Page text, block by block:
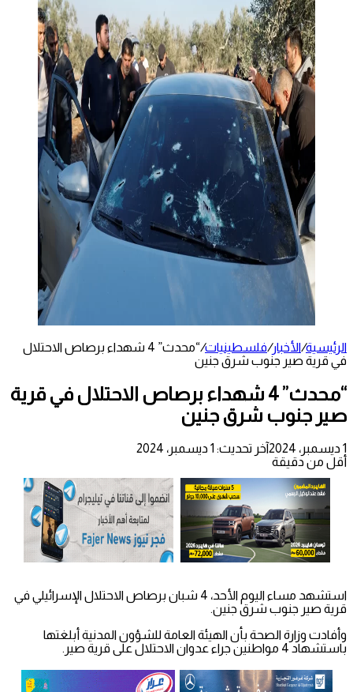
الرئيسية/الأخبار/فلسطينيات/
“محدث” 4 شهداء برصاص الاحتلال
في قرية صير جنوب شرق جنين
“محدث” 4 شهداء برصاص الاحتلال في قرية
صير جنوب شرق جنين
1 ديسمبر، 2024
آخر تحديث: 1 ديسمبر، 2024
أقل من دقيقة
استشهد مساء اليوم الأحد، 4 شبان برصاص الاحتلال الإسرائيلي في
قرية صير جنوب شرق جنين.
وأفادت وزارة الصحة بأن الهيئة العامة للشؤون المدنية أبلغتها
باستشهاد 4 مواطنين جراء عدوان الاحتلال على قرية صير.